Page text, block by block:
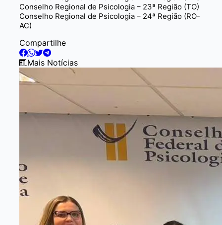
Conselho Regional de Psicologia – 23ª Região (TO)
Conselho Regional de Psicologia – 24ª Região (RO-
AC)
Compartilhe
Mais Notícias